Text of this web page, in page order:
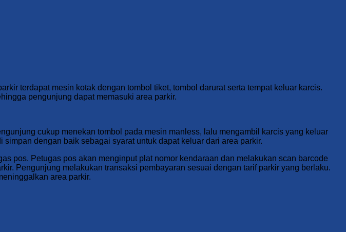
terdapat mesin kotak dengan tombol tiket, tombol darurat serta tempat keluar karcis.
pengunjung dapat memasuki area parkir.
cukup menekan tombol pada mesin manless, lalu mengambil karcis yang keluar
dengan baik sebagai syarat untuk dapat keluar dari area parkir.
pos. Petugas pos akan menginput plat nomor kendaraan dan melakukan scan barcode
Pengunjung melakukan transaksi pembayaran sesuai dengan tarif parkir yang berlaku.
area parkir.